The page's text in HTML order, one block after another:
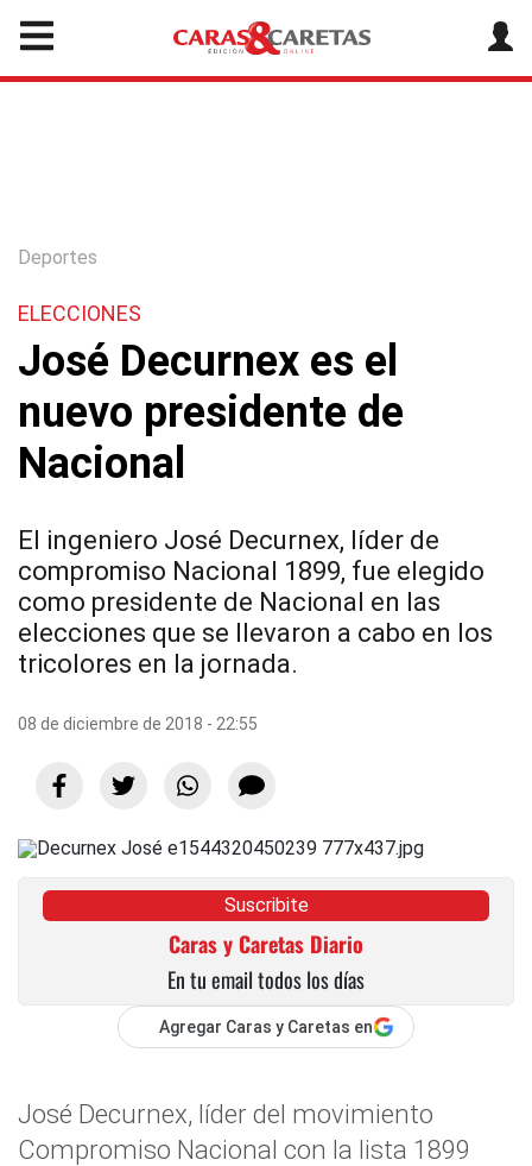
Deportes
ELECCIONES
José Decurnex es el
nuevo presidente de
Nacional
El ingeniero José Decurnex, líder de
compromiso Nacional 1899, fue elegido
como presidente de Nacional en las
elecciones que se llevaron a cabo en los
tricolores en la jornada.
08 de diciembre de 2018 - 22:55
Suscribite
Caras y Caretas Diario
En tu email todos los días
Agregar Caras y Caretas en
José Decurnex, líder del movimiento
Compromiso Nacional con la lista 1899